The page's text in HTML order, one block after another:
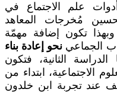
علم الاجتماع في
مُخرجات المعاهد
وبهذا تكون إضافة مهمّة
الجماعي نحو إعادة بناء
أما الدراسة الثانية، فتكون
الاجتماعية، ابتداء من
عند تجربة ابن خلدون